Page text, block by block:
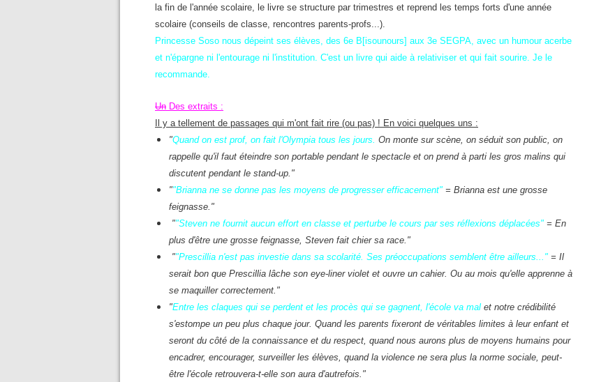
la fin de l'année scolaire, le livre se structure par trimestres et reprend les temps forts d'une année
scolaire (conseils de classe, rencontres parents-profs...).
Princesse Soso nous dépeint ses élèves, des 6e B[isounours] aux 3e SEGPA, avec un humour acerbe
et n'épargne ni l'entourage ni l'institution. C'est un livre qui aide à relativiser et qui fait sourire. Je le
recommande.
Un Des extraits :
Il y a tellement de passages qui m'ont fait rire (ou pas) ! En voici quelques uns :
"Quand on est prof, on fait l'Olympia tous les jours. On monte sur scène, on séduit son public, on
rappelle qu'il faut éteindre son portable pendant le spectacle et on prend à parti les gros malins qui
discutent pendant le stand-up."
""Brianna ne se donne pas les moyens de progresser efficacement" = Brianna est une grosse
feignasse."
""Steven ne fournit aucun effort en classe et perturbe le cours par ses réflexions déplacées" = En
plus d'être une grosse feignasse, Steven fait chier sa race."
""Prescillia n'est pas investie dans sa scolarité. Ses préoccupations semblent être ailleurs..." = Il
serait bon que Prescillia lâche son eye-liner violet et ouvre un cahier. Ou au mois qu'elle apprenne à
se maquiller correctement."
"Entre les claques qui se perdent et les procès qui se gagnent, l'école va mal et notre crédibilité
s'estompe un peu plus chaque jour. Quand les parents fixeront de véritables limites à leur enfant et
seront du côté de la connaissance et du respect, quand nous aurons plus de moyens humains pour
encadrer, encourager, surveiller les élèves, quand la violence ne sera plus la norme sociale, peut-
être l'école retrouvera-t-elle son aura d'autrefois."